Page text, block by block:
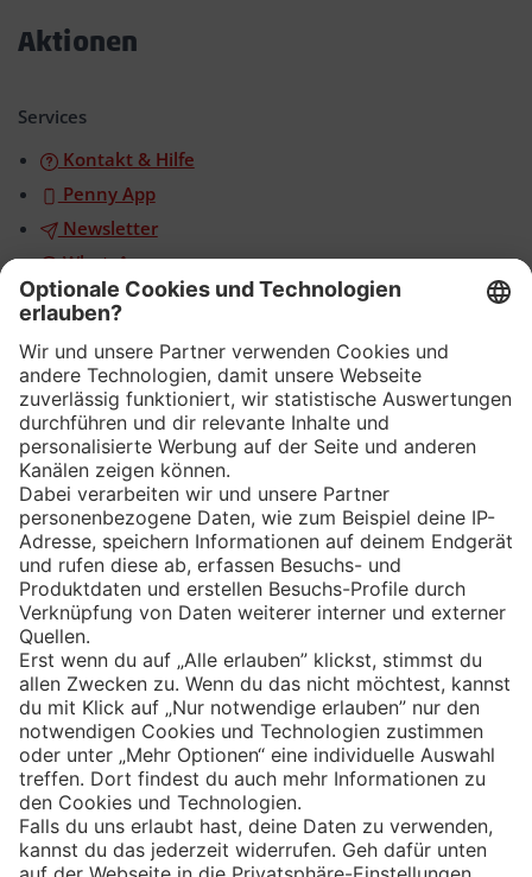
Aktionen
Services
Kontakt & Hilfe
Penny App
Newsletter
WhatsApp
App
Eishockey
Impressum